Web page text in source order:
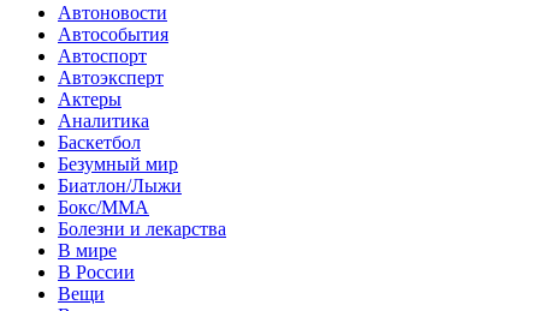
Автоновости
Автособытия
Автоспорт
Автоэксперт
Актеры
Аналитика
Баскетбол
Безумный мир
Биатлон/Лыжи
Бокс/MMA
Болезни и лекарства
В мире
В России
Вещи